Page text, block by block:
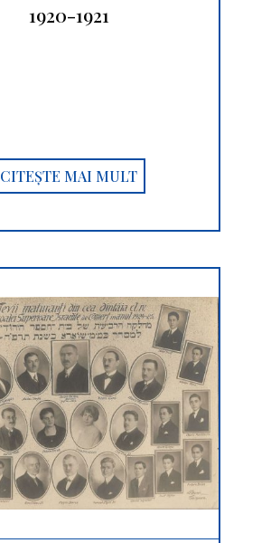
1920-1921
CITEȘTE MAI MULT